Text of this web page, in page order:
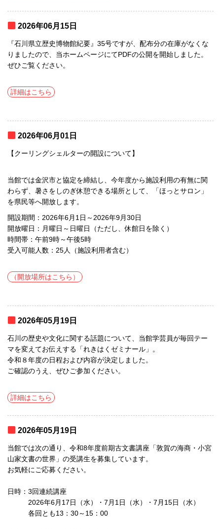
2026年06月15日
『石川県立歴史博物館紀要』35号ですが、配布分の在庫がなくな
りましたので、当ホームページにてPDFの公開を開始しました。
ぜひご覧ください。
詳細はこちら
2026年06月01日
【クーリングシェルターの開設について】
当館では金沢市と協定を締結し、今年度から施設利用の有無に関
わらず、暑さをしのぎ休憩できる場所として、「ほっとサロン」
を県民等へ開放します。
開設期間：2026年6月1日～2026年9月30日
開放曜日：月曜日～日曜日（ただし、休館日を除く）
時間帯：午前9時～午後5時
受入可能人数：25人（施設利用者含む）
（開放場所はこちら）
2026年05月19日
石川の歴史や文化に関する話題について、当館学芸員が毎回テー
マを変えてお伝えする「れきはくゼミナール」。
令和８年度の日程および内容が決定しました。
ご確認のうえ、ぜひご参加ください。
詳細はこちら
2026年05月19日
当館では次の通り、令和8年度前期古文書講座「敦賀の海商・小宮
山家文書の世界」の受講生を募集しています。
お気軽にご応募ください。
日時：3回連続講座
2026年6月17日（水）・7月1日（水）・7月15日（水）
各回とも13：30～15：00